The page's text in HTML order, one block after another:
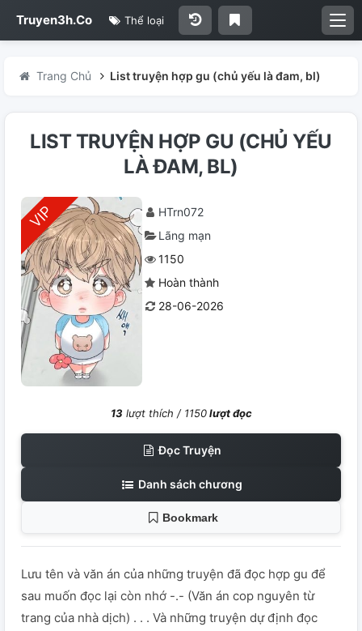
Truyen3h.Co Thể loại
Trang Chủ List truyện hợp gu (chủ yếu là đam, bl)
LIST TRUYỆN HỢP GU (CHỦ YẾU
LÀ ĐAM, BL)
HTrn072
Lãng mạn
1150
Hoàn thành
28-06-2026
13 lượt thích / 1150lượt đọc
Đọc Truyện
Danh sách chương
Bookmark
Lưu tên và văn án của những truyện đã đọc hợp gu để
sau muốn đọc lại còn nhớ -.- (Văn án cop nguyên từ
trang của nhà dịch) . . . Và những truyện dự định đọc